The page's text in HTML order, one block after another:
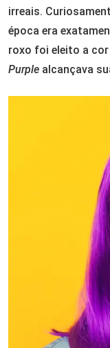
irreais.
época era
roxo foi eleito a cor
Purple alcançava